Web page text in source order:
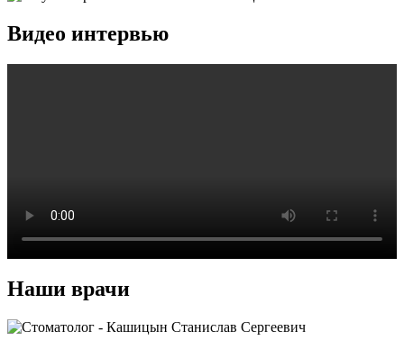
Видео интервью
Наши врачи